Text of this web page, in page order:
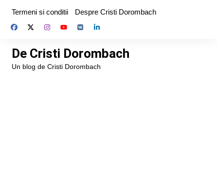
content
Termeni si conditii Despre Cristi Dorombach
De Cristi Dorombach
Un blog de Cristi Dorombach